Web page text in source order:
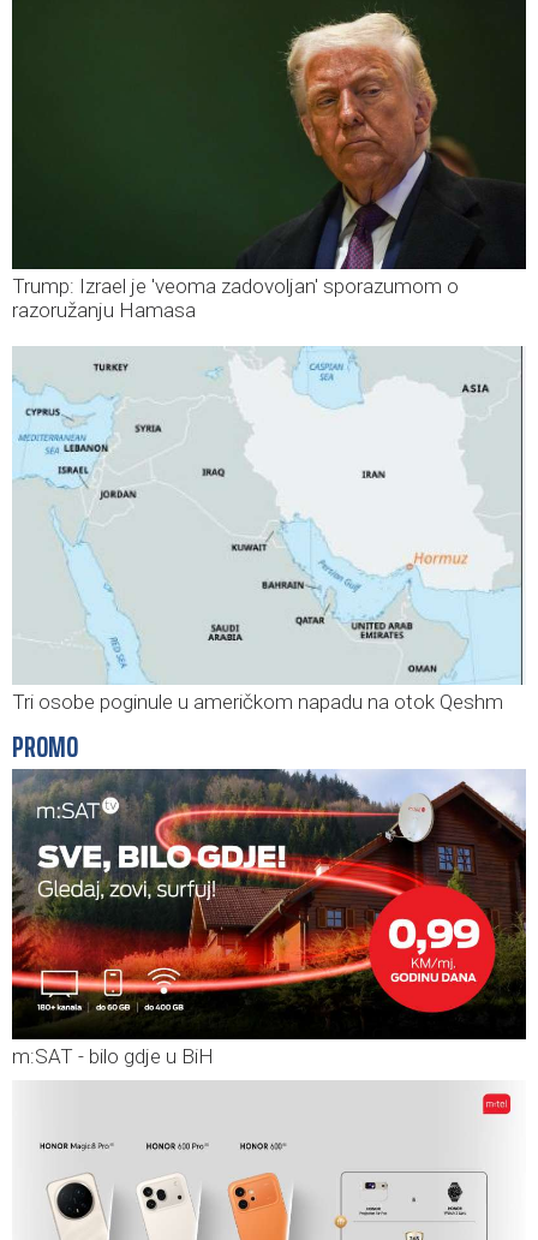
Trump: Izrael je 'veoma zadovoljan' sporazumom o
razoružanju Hamasa
Tri osobe poginule u američkom napadu na otok Qeshm
PROMO
m:SAT - bilo gdje u BiH